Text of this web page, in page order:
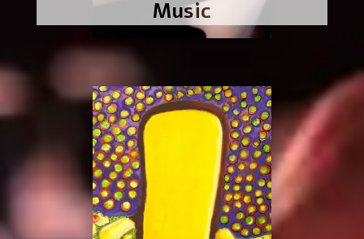
Music